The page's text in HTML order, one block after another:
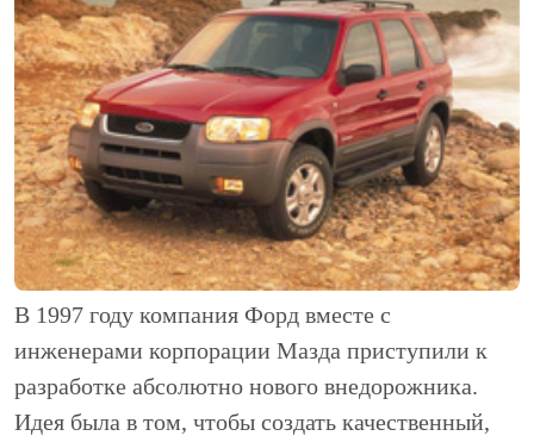
В 1997 году компания Форд вместе с
инженерами корпорации Мазда приступили к
разработке абсолютно нового внедорожника.
Идея была в том, чтобы создать качественный,